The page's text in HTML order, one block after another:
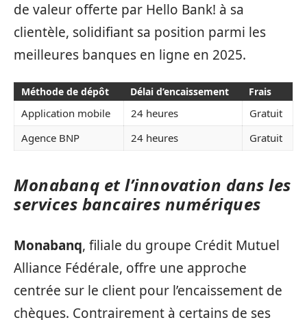
de valeur offerte par Hello Bank! à sa
clientèle, solidifiant sa position parmi les
meilleures banques en ligne en 2025.
Méthode de dépôt Délai d’encaissement Frais
Application mobile 24 heures
Gratuit
Agence BNP
24 heures Gratuit
Monabanq et l’innovation dans les
services bancaires numériques
Monabanq, filiale du groupe Crédit Mutuel
Alliance Fédérale, offre une approche
centrée sur le client pour l’encaissement de
chèques. Contrairement à certains de ses